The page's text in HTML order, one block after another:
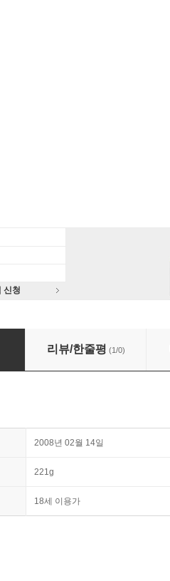
신청
리뷰/한줄평 (1/0)
2008년 02월 14일
221g
18세 이용가